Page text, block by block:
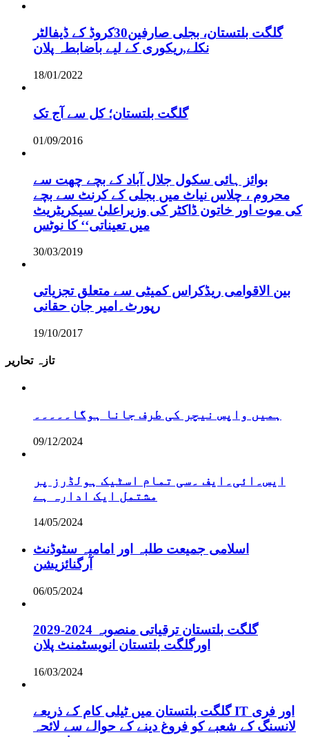
گلگت بلتستان، بجلی صارفین30کروڈ کے ڈیفالٹر
نکلے,ریکوری کے لیے باضابطہ پلان
18/01/2022
گلگت بلتستان؛ کل سے آج تک
01/09/2016
بوائز ہائی سکول جلال آباد کے بچے چھت سے
محروم ، چلاس نیاٹ میں بجلی کے کرنٹ سے بچے
کی موت اور خاتون ڈاکٹر کی وزیراعلیٰ سیکریٹریٹ
میں تعیناتی‘‘ کا نوٹس
30/03/2019
بین الاقوامی ریڈکراس کمیٹی سے متعلق تجزیاتی
رپورٹ۔امیر جان حقانی
19/10/2017
تازہ تحاریر
ہمیں واپس نیچر کی طرف جانا ہوگا۔۔۔۔۔
09/12/2024
ایس۔ائی۔ایف ۔سی تمام اسٹیک ہولڈرز پر
مشتمل ایک ادارہ ہے
14/05/2024
اسلامی جمیعت طلبہ اور امامیہ سٹوڈنٹ
آرگنائزیشن
06/05/2024
گلگت بلتستان ترقیاتی منصوبہ 2024-2029
اورگلگت بلتستان انویسٹمنٹ پلان
16/03/2024
گلگت بلتستان میں ٹیلی کام کے ذریعے IT اور فری
لانسنگ کے شعبے کو فروغ دینے کے حوالے سے لائحہ